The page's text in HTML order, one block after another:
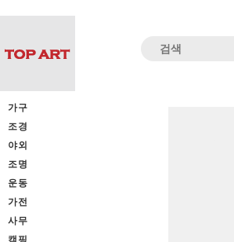
가구
조경
야외
조명
운동
가전
사무
캠핑